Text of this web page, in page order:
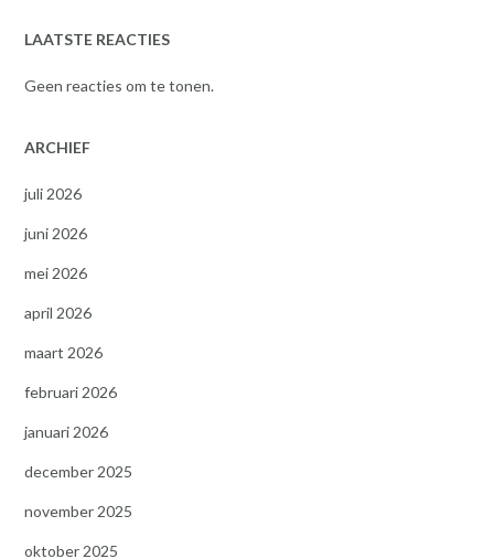
LAATSTE REACTIES
Geen reacties om te tonen.
ARCHIEF
juli 2026
juni 2026
mei 2026
april 2026
maart 2026
februari 2026
januari 2026
december 2025
november 2025
oktober 2025